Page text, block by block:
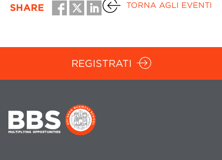
SHARE TORNA AGLI EVENTI
REGISTRATI